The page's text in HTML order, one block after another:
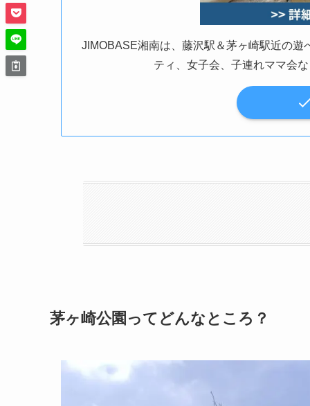
JIMOBASE湘南は、藤沢駅＆茅ヶ崎駅近の
ティ、女子会、子連れママ会
茅ヶ崎公園ってどんなところ？